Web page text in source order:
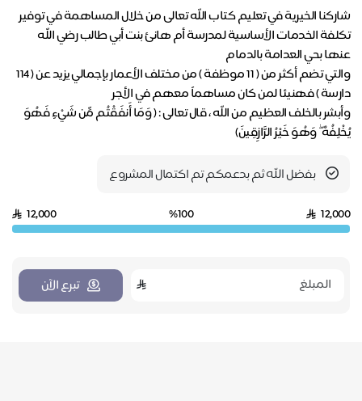
شاركنا الخيرية في تعليم كتاب اللّه تعالى من خلال المساهمة في توفير
تكلفة الخدمات الأساسية لمدرسة أم هانئ بنت أبي طالب رضي اللّه
والتي تضم أكثر من ( 11 موظفة ) من مختلف الأعمار بإجمالي يزيد عن ( 114
وأبشر بالخلف العظيم من اللّه ، قال تعالى : ( وَمَا أَنفَقْتُم مِّن شَيْءٍ فَهُوَ
يُخْلِفُهُ ۖ وَهُوَ خَيْرُ الرَّازِقِينَ)
بفضل الله ثم بدعمكم تم اكتمال المشروع
12,000
%100
12,000
تبرع الآن